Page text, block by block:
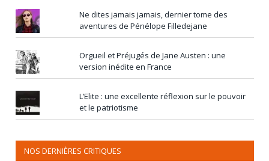
Ne dites jamais jamais, dernier tome des
aventures de Pénélope Filledejane
Orgueil et Préjugés de Jane Austen : une
version inédite en France
L’Elite : une excellente réflexion sur le pouvoir
et le patriotisme
NOS DERNIÈRES CRITIQUES